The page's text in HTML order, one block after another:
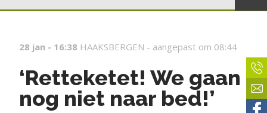
28 jan - 16:38 HAAKSBERGEN - aangepast om 08:44
‘Retteketet! We gaan
nog niet naar bed!’